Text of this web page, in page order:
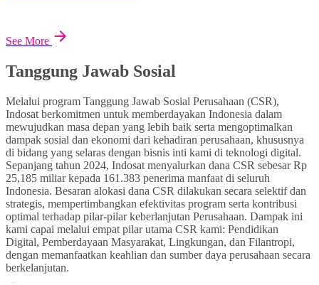
See More
Tanggung Jawab Sosial
Melalui program Tanggung Jawab Sosial Perusahaan (CSR),
Indosat berkomitmen untuk memberdayakan Indonesia dalam
mewujudkan masa depan yang lebih baik serta mengoptimalkan
dampak sosial dan ekonomi dari kehadiran perusahaan, khususnya
di bidang yang selaras dengan bisnis inti kami di teknologi digital.
Sepanjang tahun 2024, Indosat menyalurkan dana CSR sebesar Rp
25,185 miliar kepada 161.383 penerima manfaat di seluruh
Indonesia. Besaran alokasi dana CSR dilakukan secara selektif dan
strategis, mempertimbangkan efektivitas program serta kontribusi
optimal terhadap pilar-pilar keberlanjutan Perusahaan. Dampak ini
kami capai melalui empat pilar utama CSR kami: Pendidikan
Digital, Pemberdayaan Masyarakat, Lingkungan, dan Filantropi,
dengan memanfaatkan keahlian dan sumber daya perusahaan secara
berkelanjutan.